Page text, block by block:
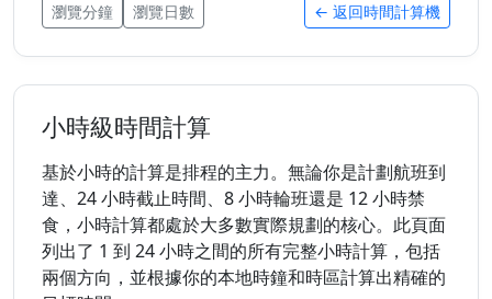
瀏覽分鐘 瀏覽日數 ← 返回時間計算機
小時級時間計算
基於小時的計算是排程的主力。無論你是計劃航班到
達、24 小時截止時間、8 小時輪班還是 12 小時禁
食，小時計算都處於大多數實際規劃的核心。此頁面
列出了 1 到 24 小時之間的所有完整小時計算，包括
兩個方向，並根據你的本地時鐘和時區計算出精確的